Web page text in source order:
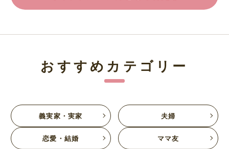
おすすめカテゴリー
義実家・実家 夫婦
恋愛・結婚 ママ友